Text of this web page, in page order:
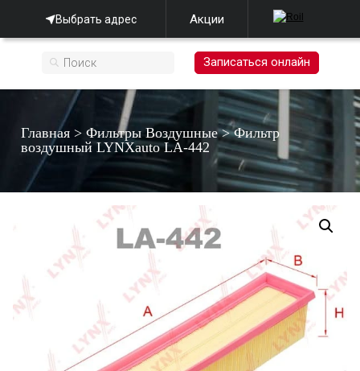
Выбрать адрес Акции
Записаться онлайн
Главная >Фильтры Воздушные>Фильтр
воздушный LYNXauto LA-442